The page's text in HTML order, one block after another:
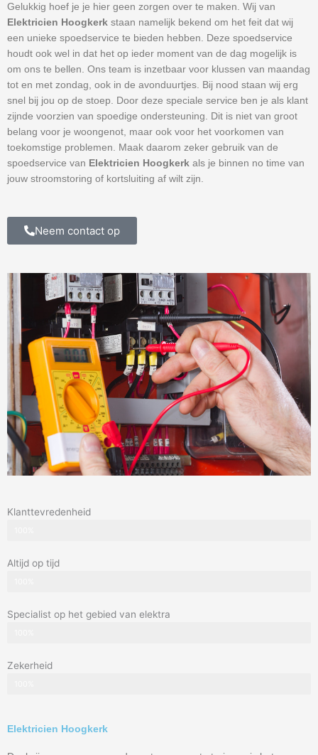
Gelukkig hoef je je hier geen zorgen over te maken. Wij van
Elektricien Hoogkerk staan namelijk bekend om het feit dat wij
een unieke spoedservice te bieden hebben. Deze spoedservice
houdt ook wel in dat het op ieder moment van de dag mogelijk is
om ons te bellen. Ons team is inzetbaar voor klussen van maandag
tot en met zondag, ook in de avonduurtjes. Bij nood staan wij erg
snel bij jou op de stoep. Door deze speciale service ben je als klant
zijnde voorzien van spoedige ondersteuning. Dit is niet van groot
belang voor je woongenot, maar ook voor het voorkomen van
toekomstige problemen. Maak daarom zeker gebruik van de
spoedservice van Elektricien Hoogkerk als je binnen no time van
jouw stroomstoring of kortsluiting af wilt zijn.
Neem contact op
Klanttevredenheid
Altijd op tijd
Specialist op het gebied van elektra
Zekerheid
Elektricien Hoogkerk